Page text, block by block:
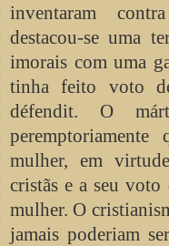
inventaram
destacou-se uma
imorais com uma
tinha feito voto
défendit. O
peremptoriamente
mulher, em
cristãs e a seu voto
mulher. O
jamais poderiam